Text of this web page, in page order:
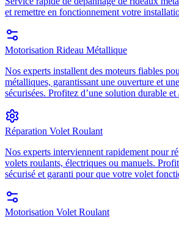
et remettre en fonctionnement votre
Motorisation Rideau Métallique
Nos experts installent des moteurs fiables
métalliques, garantissant une ouverture et
sécurisées. Profitez d’une solution durable
Réparation Volet Roulant
Nos experts interviennent rapidement pour
volets roulants, électriques ou manuels.
sécurisé et garanti pour que votre volet
Motorisation Volet Roulant